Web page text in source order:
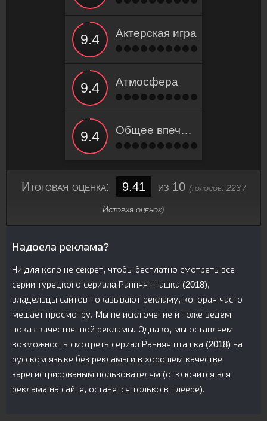
Актерская игра
Атмосфера
Общее впечатление
Итоговая оценка: 9.41 из 10 (голосов: 223 /
История оценок)
Надоела реклама?
Ни для кого не секрет, чтобы бесплатно смотреть все
серии турецкого сериалa Ранняя пташка (2018),
владельцы сайтов показывают рекламу, которая часто
мешает просмотру. Мы не исключение и тоже ведем
показ качественной рекламы. Однако, мы оставляем
возможность смотреть сериал Ранняя пташка (2018) на
русском языке без рекламы и в хорошем качестве
зарегистрированым пользователям (отключится вся
реклама на сайте, останется только в плеере).